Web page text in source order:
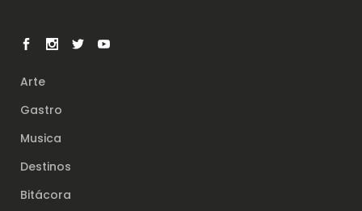
Arte
Gastro
Musica
Destinos
Bitácora